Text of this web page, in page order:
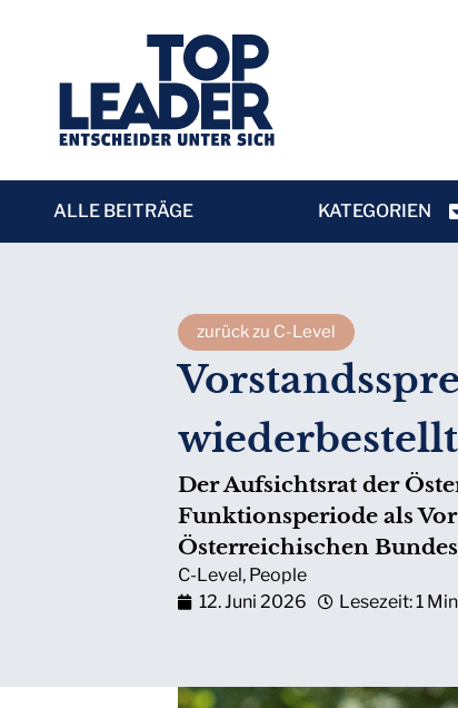
ALLE BEITRÄGE KATEGORIEN
zurück zu C-Level
wiederbestellt
Der Aufsichtsrat der
Funktionsperiode als
Österreichischen
C-Level, People
12. Juni 2026
Lesezeit: 1 Min